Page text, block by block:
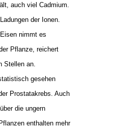
auch viel Cadmium.
der Ionen.
nimmt es
Pflanze, reichert
Stellen an.
gesehen
Prostatakrebs. Auch
die ungern
enthalten mehr